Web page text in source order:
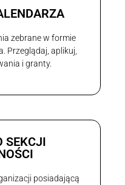
zebrane w formie
Przeglądaj, aplikuj,
i granty.
SEKCJI
posiadającą